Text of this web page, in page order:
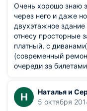
медицинским
пассажиров с
возможностями. В
зал ожидания, кафе,
Ежедневно вокзал
дальнего
России. Также
Сухуми и Туапсе.
Очень хорошо знаю
через него и даже
двухэтажное
отнесу просторные
платный, с
(современный
очереди за
Из недостатков:
нужно было
три ночи начали
Н
Наталья и
5 октября